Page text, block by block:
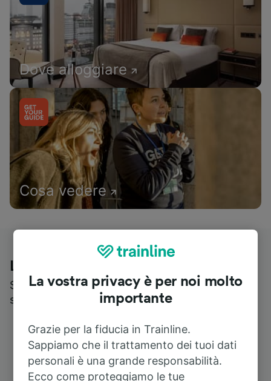
Dove alloggiare
Cosa vedere
Le recensioni dei nostri viaggiatori
Scopri cosa pensa realmente chi utilizza i nostri
servizi
La vostra privacy è per noi molto
importante
Grazie per la fiducia in Trainline.
Sappiamo che il trattamento dei tuoi dati
personali è una grande responsabilità.
Ecco come proteggiamo le tue